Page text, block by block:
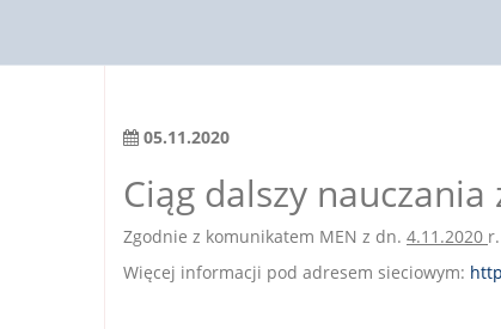
05.11.2020
Ciąg dalszy nauczania
Zgodnie z komunikatem MEN z dn. 4.11.2020
Więcej informacji pod adresem sieciowym: